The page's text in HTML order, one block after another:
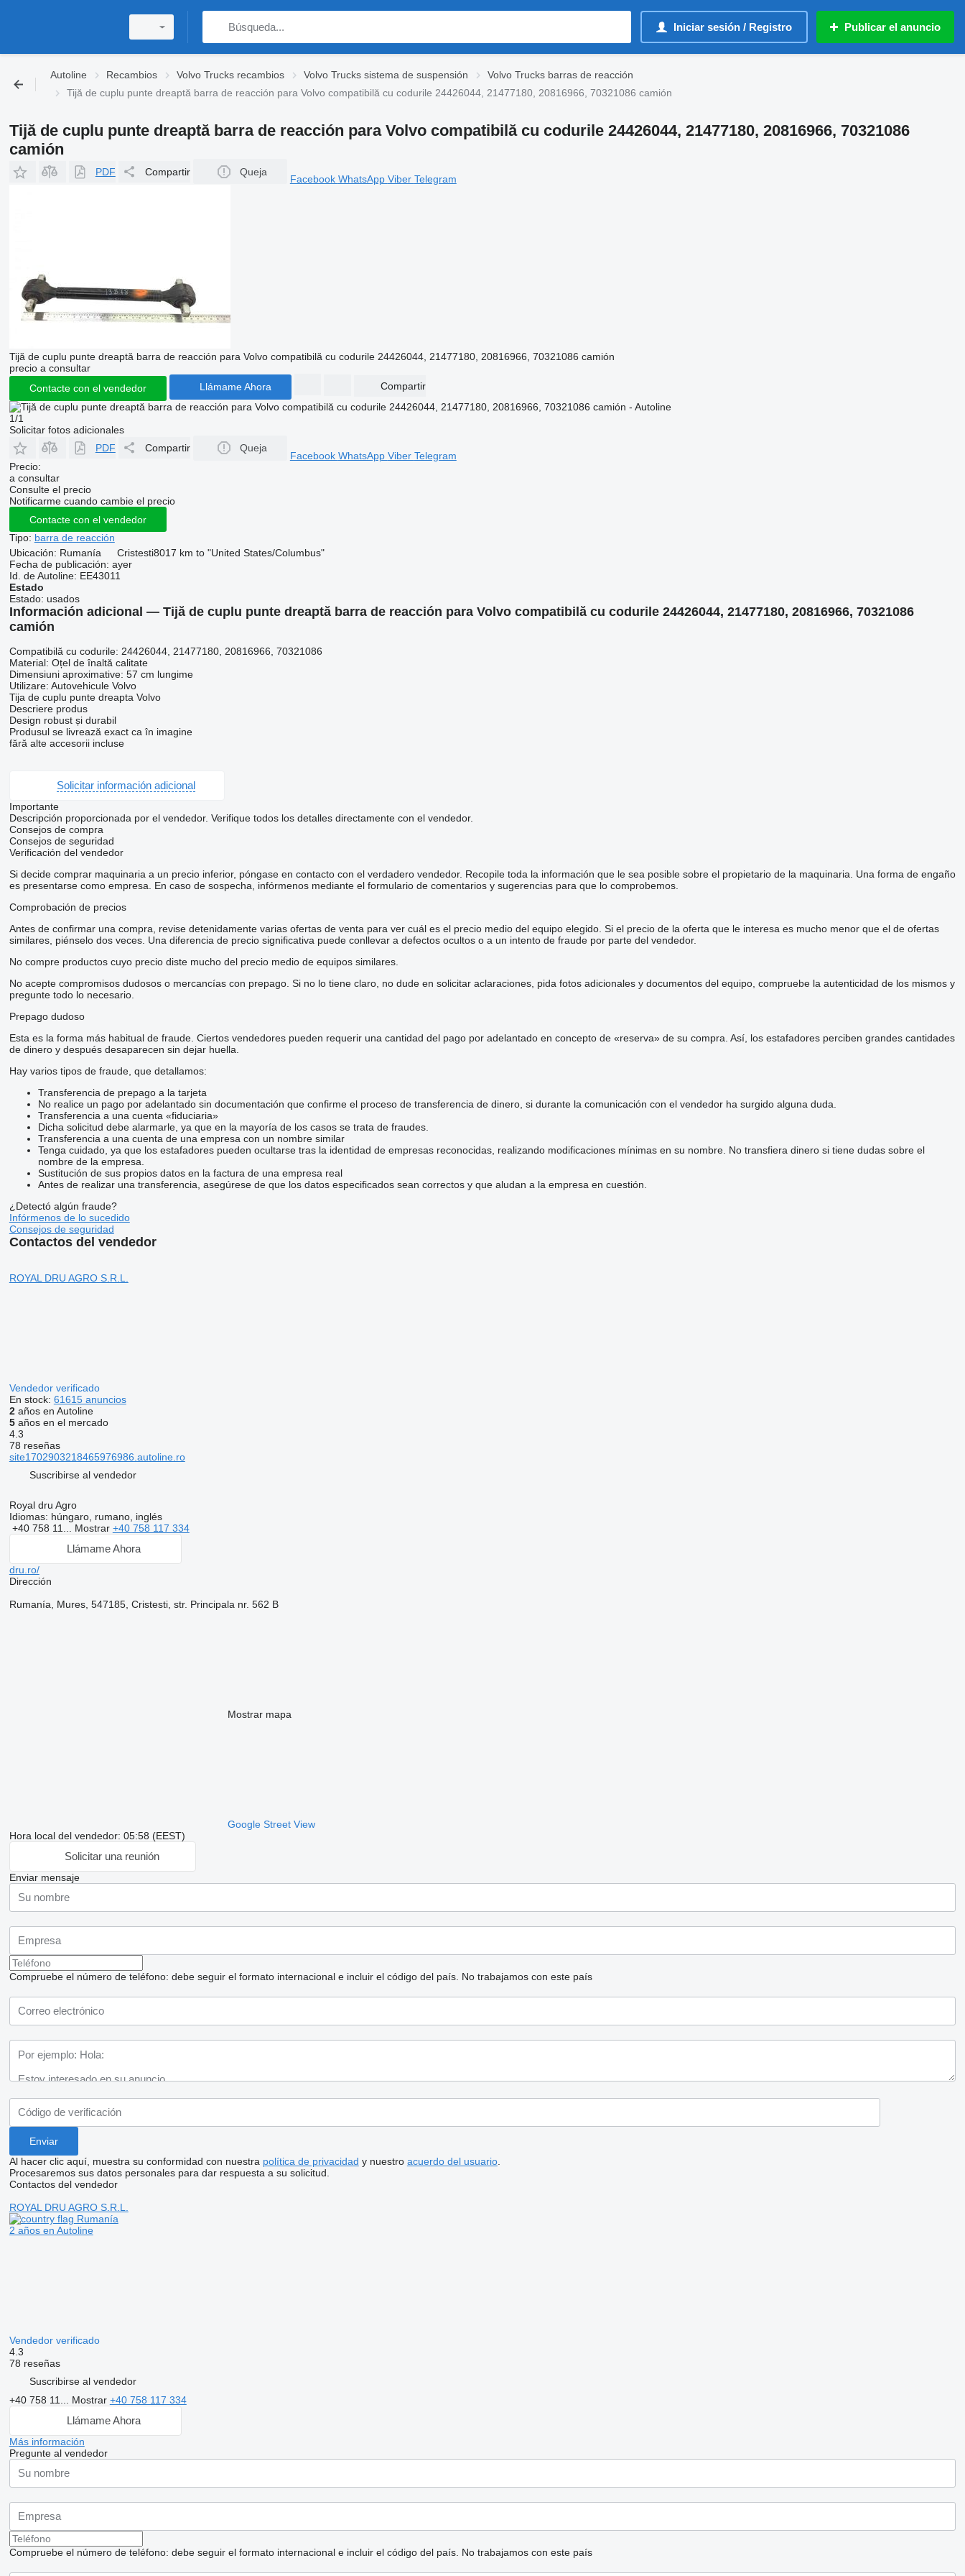
Iniciar sesión / Registro Publicar el anuncio
Autoline Recambios Volvo Trucks recambios Volvo Trucks sistema de suspensión
Volvo Trucks barras de reacción
Tijă de cuplu punte dreaptă barra de reacción para Volvo compatibilă cu codurile 24426044, 21477180, 20816966, 70321086 camión
Tijă de cuplu punte dreaptă barra de reacción para Volvo compatibilă cu codurile 24426044, 21477180, 20816966, 70321086
camión
PDF Compartir Queja
Facebook WhatsApp Viber Telegram
Tijă de cuplu punte dreaptă barra de reacción para Volvo compatibilă cu codurile 24426044, 21477180, 20816966, 70321086 camión
precio a consultar
Contacte con el vendedor
Llámame Ahora Compartir
1/1
Solicitar fotos adicionales
PDF
Compartir Queja
Facebook WhatsApp Viber Telegram
Precio:
a consultar
Consulte el precio
Notificarme cuando cambie el precio
Contacte con el vendedor
Tipo: barra de reacción
Ubicación: Rumanía Cristesti8017 km to "United States/Columbus"
Fecha de publicación: ayer
Id. de Autoline: EE43011
Estado
Estado: usados
Información adicional — Tijă de cuplu punte dreaptă barra de reacción para Volvo compatibilă cu codurile 24426044, 21477180, 20816966, 70321086
camión
Compatibilă cu codurile: 24426044, 21477180, 20816966, 70321086
Material: Oțel de înaltă calitate
Dimensiuni aproximative: 57 cm lungime
Utilizare: Autovehicule Volvo
Tija de cuplu punte dreapta Volvo
Descriere produs
Design robust și durabil
Produsul se livrează exact ca în imagine
fără alte accesorii incluse
Solicitar información adicional
Importante
Descripción proporcionada por el vendedor. Verifique todos los detalles directamente con el vendedor.
Consejos de compra
Consejos de seguridad
Verificación del vendedor
Si decide comprar maquinaria a un precio inferior, póngase en contacto con el verdadero vendedor. Recopile toda la información que le sea posible sobre el propietario de la maquinaria. Una forma de engaño
es presentarse como empresa. En caso de sospecha, infórmenos mediante el formulario de comentarios y sugerencias para que lo comprobemos.
Comprobación de precios
Antes de confirmar una compra, revise detenidamente varias ofertas de venta para ver cuál es el precio medio del equipo elegido. Si el precio de la oferta que le interesa es mucho menor que el de ofertas
similares, piénselo dos veces. Una diferencia de precio significativa puede conllevar a defectos ocultos o a un intento de fraude por parte del vendedor.
No compre productos cuyo precio diste mucho del precio medio de equipos similares.
No acepte compromisos dudosos o mercancías con prepago. Si no lo tiene claro, no dude en solicitar aclaraciones, pida fotos adicionales y documentos del equipo, compruebe la autenticidad de los mismos y
pregunte todo lo necesario.
Prepago dudoso
Esta es la forma más habitual de fraude. Ciertos vendedores pueden requerir una cantidad del pago por adelantado en concepto de «reserva» de su compra. Así, los estafadores perciben grandes cantidades
de dinero y después desaparecen sin dejar huella.
Hay varios tipos de fraude, que detallamos:
Transferencia de prepago a la tarjeta
No realice un pago por adelantado sin documentación que confirme el proceso de transferencia de dinero, si durante la comunicación con el vendedor ha surgido alguna duda.
Transferencia a una cuenta «fiduciaria»
Dicha solicitud debe alarmarle, ya que en la mayoría de los casos se trata de fraudes.
Transferencia a una cuenta de una empresa con un nombre similar
Tenga cuidado, ya que los estafadores pueden ocultarse tras la identidad de empresas reconocidas, realizando modificaciones mínimas en su nombre. No transfiera dinero si tiene dudas sobre el
nombre de la empresa.
Sustitución de sus propios datos en la factura de una empresa real
Antes de realizar una transferencia, asegúrese de que los datos especificados sean correctos y que aludan a la empresa en cuestión.
¿Detectó algún fraude?
Infórmenos de lo sucedido
Consejos de seguridad
Contactos del vendedor
ROYAL DRU AGRO S.R.L.
Vendedor verificado
En stock: 61615 anuncios
2años en Autoline
5años en el mercado
4.3
78 reseñas
site1702903218465976986.autoline.ro
Suscribirse al vendedor
Royal dru Agro
Idiomas: húngaro, rumano, inglés
+40 758 11... Mostrar +40 758 117 334
Llámame Ahora
dru.ro/
Dirección
Rumanía, Mures, 547185, Cristesti, str. Principala nr. 562 B
Mostrar mapa
Google Street View
Hora local del vendedor: 05:58 (EEST)
Solicitar una reunión
Enviar mensaje
Compruebe el número de teléfono: debe seguir el formato internacional e incluir el código del país. No trabajamos con este país
Al hacer clic aquí, muestra su conformidad con nuestra política de privacidad y nuestro acuerdo del usuario.
Procesaremos sus datos personales para dar respuesta a su solicitud.
Contactos del vendedor
ROYAL DRU AGRO S.R.L.
Rumanía
2 años en Autoline
Vendedor verificado
4.3
78 reseñas
Suscribirse al vendedor
+40 758 11... Mostrar +40 758 117 334
Llámame Ahora
Más información
Pregunte al vendedor
Compruebe el número de teléfono: debe seguir el formato internacional e incluir el código del país. No trabajamos con este país